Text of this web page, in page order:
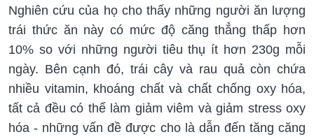
Nghiên cứu của họ cho thấy những người ăn lượng
trái thức ăn này có mức độ căng thẳng thấp hơn
10% so với những người tiêu thụ ít hơn 230g mỗi
ngày. Bên cạnh đó, trái cây và rau quả còn chứa
nhiều vitamin, khoáng chất và chất chống oxy hóa,
tất cả đều có thể làm giảm viêm và giảm stress oxy
hóa - những vấn đề được cho là dẫn đến tăng căng